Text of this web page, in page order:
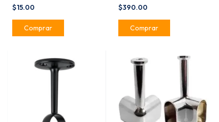
$15.00
$390.00